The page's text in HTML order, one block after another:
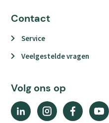
Contact
Service
Veelgestelde vragen
Volg ons op
LinkedinInstagramFacebook